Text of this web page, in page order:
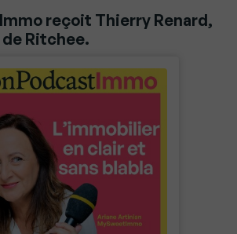
reçoit Thierry Renard,
Ritchee.